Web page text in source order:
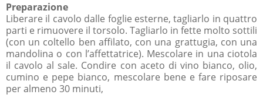
Preparazione
Liberare il cavolo dalle foglie esterne, tagliarlo in quattro
parti e rimuovere il torsolo. Tagliarlo in fette molto sottili
(con un coltello ben affilato, con una grattugia, con una
mandolina o con l’affettatrice). Mescolare in una ciotola
il cavolo al sale. Condire con aceto di vino bianco, olio,
cumino e pepe bianco, mescolare bene e fare riposare
per almeno 30 minuti,